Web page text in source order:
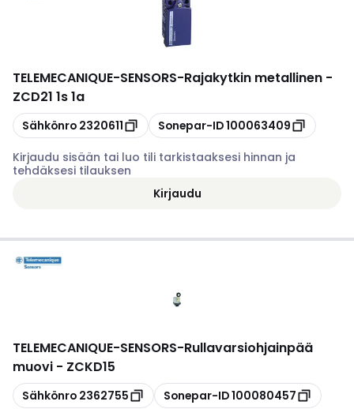
TELEMECANIQUE-SENSORS-Rajakytkin metallinen -
ZCD21 1s 1a
Kopioi
Sähkönro 2320611 Kopioi
Sonepar-ID100063409
Kirjaudu sisään tai luo tili tarkistaaksesi hinnan ja
tehdäksesi tilauksen
Kirjaudu
TELEMECANIQUE-SENSORS-Rullavarsiohjainpää
muovi - ZCKD15
Kopioi
Sähkönro 2362755 Kopioi
Sonepar-ID100080457